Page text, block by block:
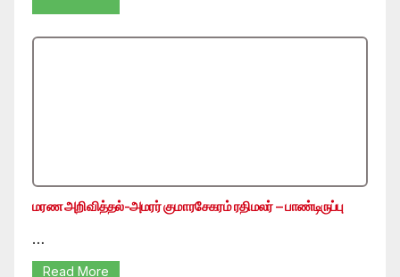
மரண அறிவித்தல்-அமரர் குமாரசேகரம் ரதிமலர் – பாண்டிருப்பு
…
Read More